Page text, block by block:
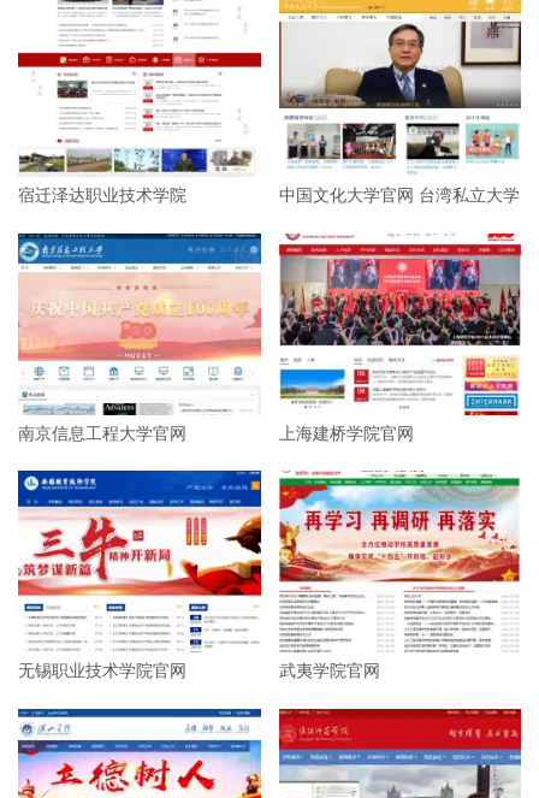
宿迁泽达职业技术学院 中国文化大学官网 台湾私立大学
南京信息工程大学官网 上海建桥学院官网
无锡职业技术学院官网 武夷学院官网